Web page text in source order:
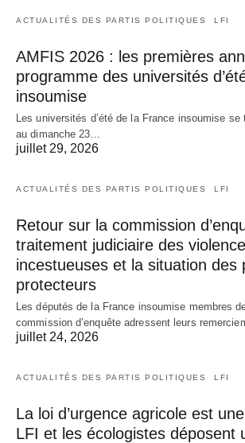
ACTUALITÉS DES PARTIS POLITIQUES LFI
AMFIS 2026 : les premières
programme des universités
insoumise
Les universités d’été de la France insoumise se
au dimanche 23…
juillet 29, 2026
ACTUALITÉS DES PARTIS POLITIQUES LFI
Retour sur la commission
traitement judiciaire des
incestueuses et la situation des
protecteurs
Les députés de la France insoumise membres
commission d’enquête adressent leurs
juillet 24, 2026
ACTUALITÉS DES PARTIS POLITIQUES LFI
La loi d’urgence agricole est
LFI et les écologistes déposent